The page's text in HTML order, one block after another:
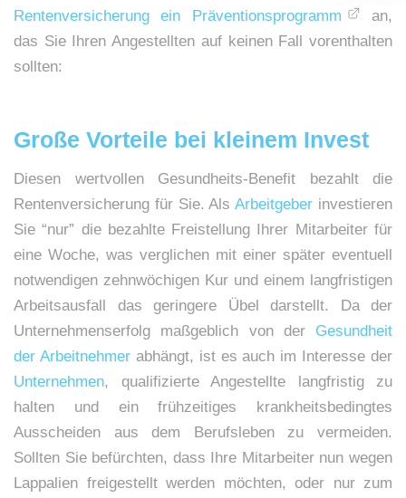
Rentenversicherung ein Präventionsprogramm
an,
das Sie Ihren Angestellten auf keinen Fall vorenthalten
sollten:
Große Vorteile bei kleinem Invest
Diesen wertvollen Gesundheits-Benefit bezahlt die
Rentenversicherung für Sie. AlsArbeitgeber investieren
Sie “nur” die bezahlte Freistellung Ihrer Mitarbeiter für
eine Woche, was verglichen mit einer später eventuell
notwendigen zehnwöchigen Kur und einem langfristigen
Arbeitsausfall das geringere Übel darstellt. Da der
Unternehmenserfolg maßgeblich von der Gesundheit
der Arbeitnehmerabhängt, ist es auch im Interesse der
Unternehmen, qualifizierte Angestellte langfristig zu
halten und ein frühzeitiges krankheitsbedingtes
Ausscheiden aus dem Berufsleben zu vermeiden.
Sollten Sie befürchten, dass Ihre Mitarbeiter nun wegen
Lappalien freigestellt werden möchten, oder nur zum